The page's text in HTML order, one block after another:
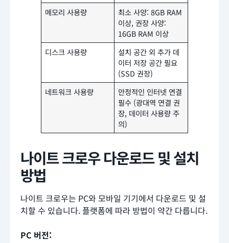
메모리 사용량
최소 사양: 8GB RAM
이상, 권장 사양:
16GB RAM 이상
디스크 사용량
설치 공간 외 추가 데
이터 저장 공간 필요
(SSD 권장)
네트워크 사용량
안정적인 인터넷 연결
필수 (광대역 연결 권
장, 데이터 사용량 주
의)
나이트 크로우 다운로드 및 설치
방법
나이트 크로우는 PC와 모바일 기기에서 다운로드 및 설
치할 수 있습니다. 플랫폼에 따라 방법이 약간 다릅니다.
PC 버전: